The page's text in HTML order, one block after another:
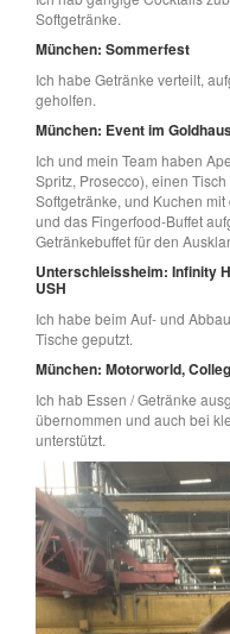
Softgetränke.
München: Sommerfest
Ich habe Getränke verteilt,
geholfen.
München: Event im
Ich und mein Team haben
Spritz, Prosecco), einen
Softgetränke, und Kuchen
und das Fingerfood-Buffet
Getränkebuffet für den
Unterschleissheim: Infinity
USH
Ich habe beim Auf- und
Tische geputzt.
München: Motorworld,
Ich hab Essen / Getränke
übernommen und auch bei
unterstützt.